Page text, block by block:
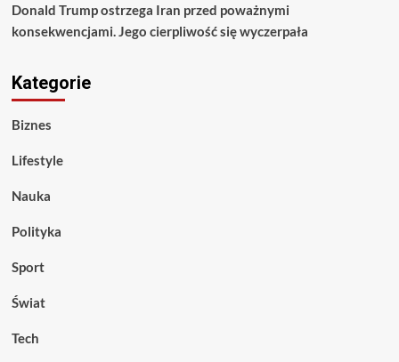
Donald Trump ostrzega Iran przed poważnymi
konsekwencjami. Jego cierpliwość się wyczerpała
Kategorie
Biznes
Lifestyle
Nauka
Polityka
Sport
Świat
Tech